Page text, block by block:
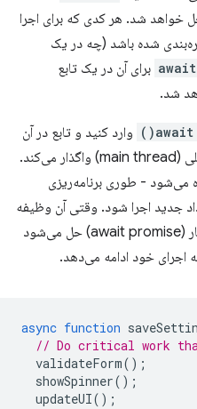
شد. هر کدی که برای اجرا
شده باشد (چه در یک
برای آن در یک تابع
وارد کنید و تابع در آن
نقطه اجرا را متوقف کرده و به نخ اصلی (main thread) واگذار می‌کند.
- طوری برنامه‌ریزی
اجرا شود. وقتی آن وظیفه
شروع می‌شود، promise مورد انتظار (await promise) حل می‌شود
خود ادامه می‌دهد.
async function
// Do critical work
validateForm
showSpinner
updateUI